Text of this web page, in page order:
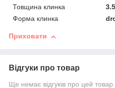
Товщина клинка
Форма клинка
Приховати
Відгуки про товар
Ще немає відгуків про цей товар